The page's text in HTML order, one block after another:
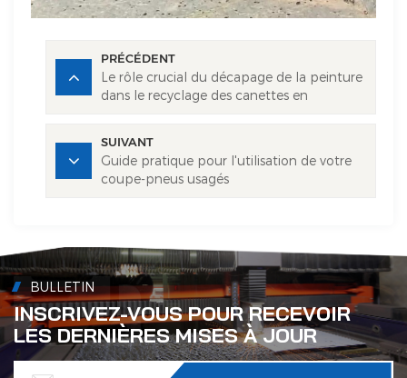
PRÉCÉDENT
Le rôle crucial du décapage de la peinture
dans le recyclage des canettes en
SUIVANT
Guide pratique pour l'utilisation de votre
coupe-pneus usagés
BULLETIN
INSCRIVEZ-VOUS POUR RECEVOIR
LES DERNIÈRES MISES À JOUR